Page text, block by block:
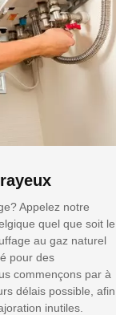
Appelez notre
quel que soit le
au gaz naturel
pour des
commençons par à
délais possible, afin
inutiles.